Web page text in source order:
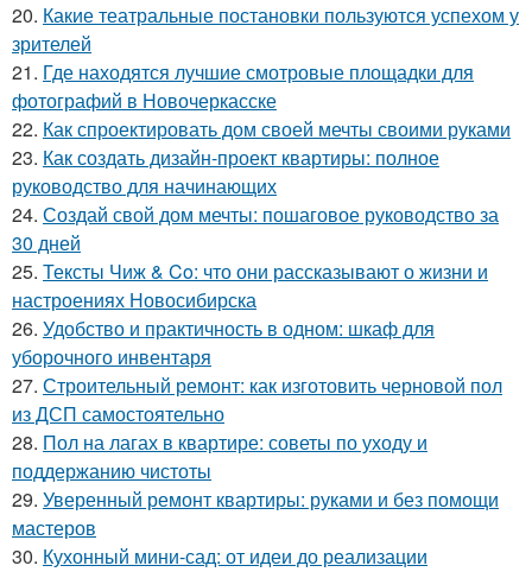
20. Какие театральные постановки пользуются успехом у
зрителей
21. Где находятся лучшие смотровые площадки для
фотографий в Новочеркасске
22. Как спроектировать дом своей мечты своими руками
23. Как создать дизайн-проект квартиры: полное
руководство для начинающих
24. Создай свой дом мечты: пошаговое руководство за
30 дней
25. Тексты Чиж & Co: что они рассказывают о жизни и
настроениях Новосибирска
26. Удобство и практичность в одном: шкаф для
уборочного инвентаря
27. Строительный ремонт: как изготовить черновой пол
из ДСП самостоятельно
28. Пол на лагах в квартире: советы по уходу и
поддержанию чистоты
29. Уверенный ремонт квартиры: руками и без помощи
мастеров
30. Кухонный мини-сад: от идеи до реализации